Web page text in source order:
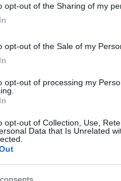
opt-out of the Sharing of my
opt-out of the Sale of my
opt-out of processing my
opt-out of Collection, Use,
Data that Is Unrelated
A Dűne:
Zendaya
hírnév jót